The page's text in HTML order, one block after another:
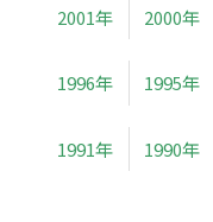
2001年 2000年
1996年 1995年
1991年 1990年